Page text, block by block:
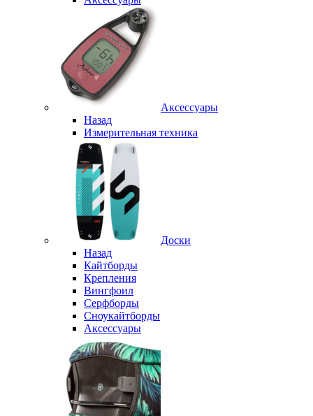
Аксессуары
Назад
Измерительная техника
Доски
Назад
Кайтборды
Крепления
Вингфоил
Серфборды
Сноукайтборды
Аксессуары